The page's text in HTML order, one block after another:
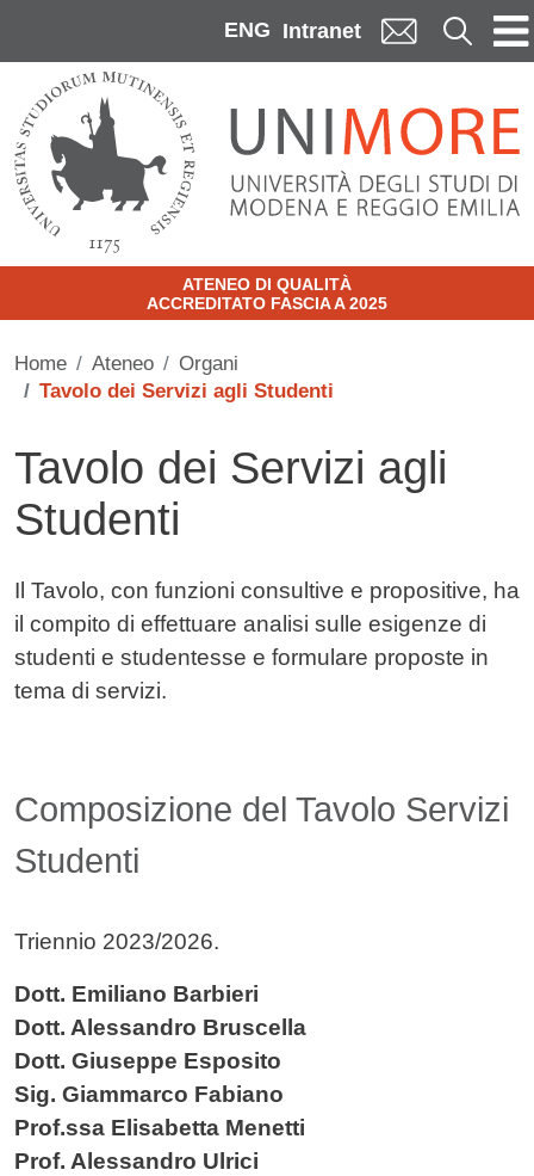
ENG Intranet Cerca
ATENEO DI QUALITÀ
ACCREDITATO FASCIA A 2025
Home Ateneo
Organi
Tavolo dei Servizi agli Studenti
Tavolo dei Servizi agli
Studenti
Contenuto
Il Tavolo, con funzioni consultive e propositive, ha
il compito di effettuare analisi sulle esigenze di
studenti e studentesse e formulare proposte in
tema di servizi.
Composizione del Tavolo Servizi
Studenti
Triennio 2023/2026.
Dott. Emiliano Barbieri
Dott. Alessandro Bruscella
Dott. Giuseppe Esposito
Sig. Giammarco Fabiano
Prof.ssa Elisabetta Menetti
Prof. Alessandro Ulrici